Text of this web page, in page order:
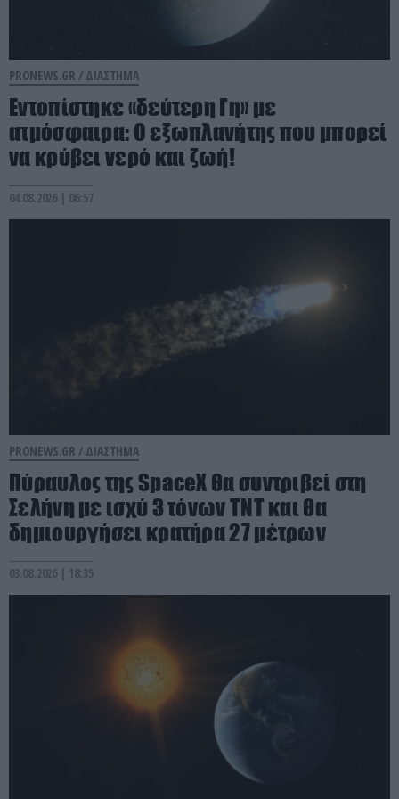
PRONEWS.GR / ΔΙΑΣΤΗΜΑ
Εντοπίστηκε «δεύτερη Γη» με
ατμόσφαιρα: Ο εξωπλανήτης που μπορεί
να κρύβει νερό και ζωή!
04.08.2026 | 06:57
PRONEWS.GR / ΔΙΑΣΤΗΜΑ
Πύραυλος της SpaceX θα συντριβεί στη
Σελήνη με ισχύ 3 τόνων TNT και θα
δημιουργήσει κρατήρα 27 μέτρων
03.08.2026 | 18:35